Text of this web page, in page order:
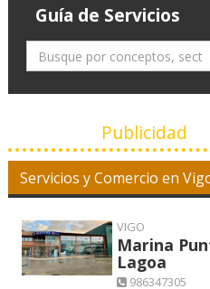
Guía de Servicios
Publicidad
Servicios y Comercio en
VIGO
Marina
Lagoa
986347305